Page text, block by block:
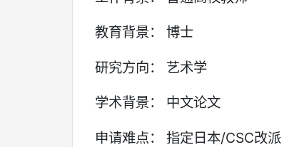
教育背景： 博士
研究方向： 艺术学
学术背景： 中文论文
申请难点： 指定日本/CSC改派